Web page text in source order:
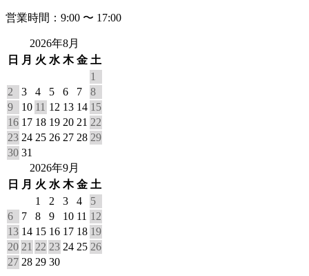
営業時間：9:00 〜 17:00
2026年8月
日
月 火 水 木 金 土
1
2
3 4 5 6 7
8
9
10 11 12 13 14 15
16 17 18 19 20 21 22
23 24 25 26 27 28 29
30 31
2026年9月
日
月 火 水 木 金 土
1
2 3 4
5
6
7 8 9 10 11 12
13 14 15 16 17 18 19
20 21 22 23 24 25 26
27 28 29 30